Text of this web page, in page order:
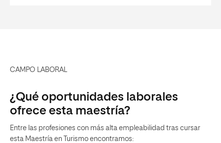
CAMPO LABORAL
¿Qué oportunidades laborales
ofrece esta maestría?
Entre las profesiones con más alta empleabilidad tras cursar
esta Maestría en Turismo encontramos: